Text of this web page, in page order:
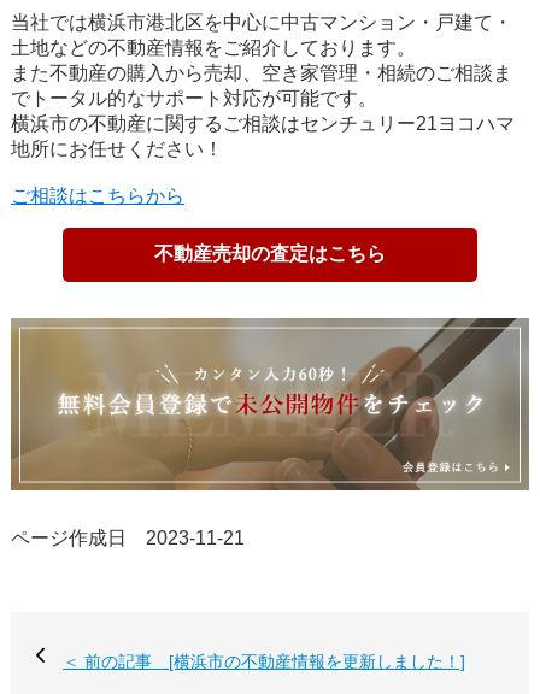
当社では横浜市港北区を中心に中古マンション・戸建て・
土地などの不動産情報をご紹介しております。
また不動産の購入から売却、空き家管理・相続のご相談ま
でトータル的なサポート対応が可能です。
横浜市の不動産に関するご相談はセンチュリー21ヨコハマ
地所にお任せください！
ご相談はこちらから
不動産売却の査定はこちら
ページ作成日 2023-11-21
＜ 前の記事 [横浜市の不動産情報を更新しました！]